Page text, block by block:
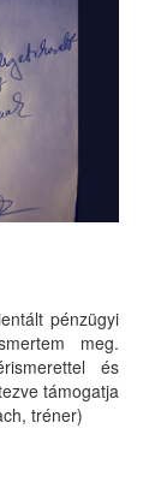
pénzügyi
meg.
és
támogatja
tréner)